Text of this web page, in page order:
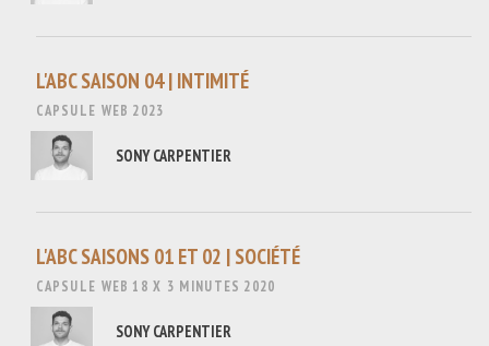
L'ABC SAISON 04 | INTIMITÉ
CAPSULE WEB 2023
SONY CARPENTIER
L'ABC SAISONS 01 ET 02 | SOCIÉTÉ
CAPSULE WEB 18 X 3 MINUTES 2020
SONY CARPENTIER